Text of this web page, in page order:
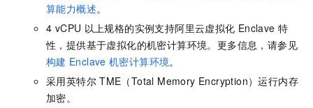
算能力概述。
4 vCPU 以上规格的实例支持阿里云虚拟化 Enclave 特
性，提供基于虚拟化的机密计算环境。更多信息，请参见
构建 Enclave 机密计算环境。
采用英特尔 TME（Total Memory Encryption）运行内存
加密。